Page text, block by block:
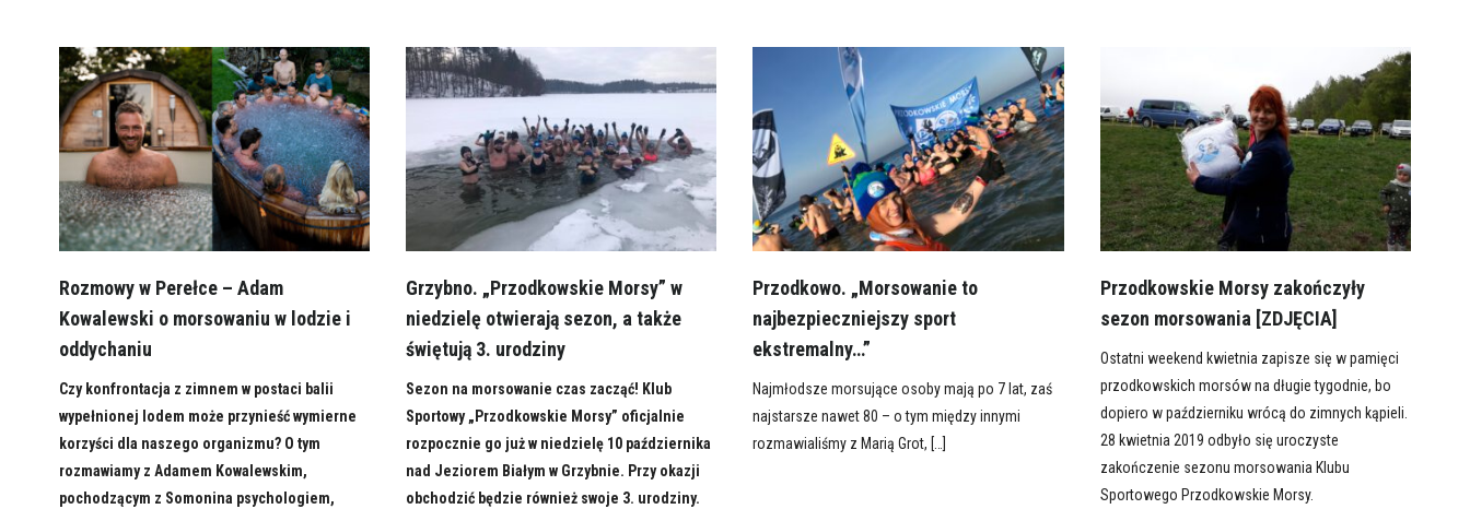
Rozmowy w Perełce – Adam
Kowalewski o morsowaniu w lodzie i
oddychaniu
Czy konfrontacja z zimnem w postaci balii
wypełnionej lodem może przynieść wymierne
korzyści dla naszego organizmu? O tym
rozmawiamy z Adamem Kowalewskim,
pochodzącym z Somonina psychologiem,
Grzybno. „Przodkowskie Morsy” w
niedzielę otwierają sezon, a także
świętują 3. urodziny
Sezon na morsowanie czas zacząć! Klub
Sportowy „Przodkowskie Morsy” oficjalnie
rozpocznie go już w niedzielę 10 października
nad Jeziorem Białym w Grzybnie. Przy okazji
obchodzić będzie również swoje 3. urodziny.
Przodkowo. „Morsowanie to
najbezpieczniejszy sport
ekstremalny…”
Najmłodsze morsujące osoby mają po 7 lat, zaś
najstarsze nawet 80 – o tym między innymi
rozmawialiśmy z Marią Grot, […]
Przodkowskie Morsy zakończyły
sezon morsowania [ZDJĘCIA]
Ostatni weekend kwietnia zapisze się w pamięci
przodkowskich morsów na długie tygodnie, bo
dopiero w październiku wrócą do zimnych kąpieli.
28 kwietnia 2019 odbyło się uroczyste
zakończenie sezonu morsowania Klubu
Sportowego Przodkowskie Morsy.